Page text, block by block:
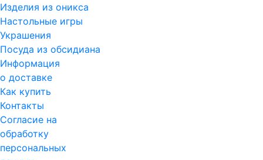
Изделия из оникса
Настольные игры
Украшения
Посуда из обсидиана
Информация
о доставке
Как купить
Контакты
Согласие на
обработку
персональных